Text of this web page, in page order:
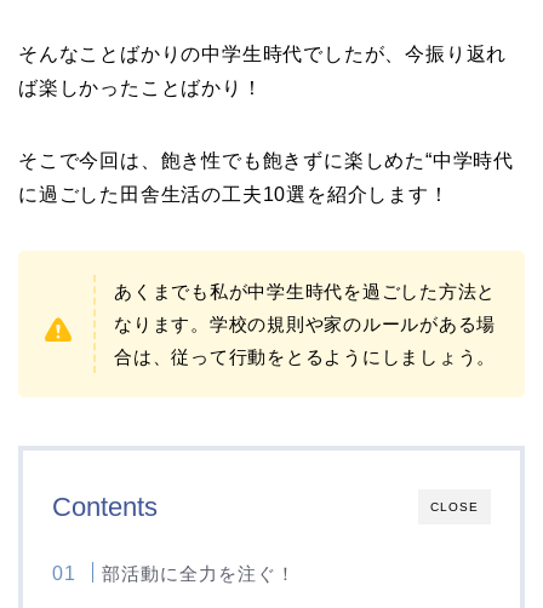
そんなことばかりの中学生時代でしたが、今振り返れ
ば楽しかったことばかり！
そこで今回は、飽き性でも飽きずに楽しめた“中学時代
に過ごした田舎生活の工夫10選を紹介します！
あくまでも私が中学生時代を過ごした方法と
なります。学校の規則や家のルールがある場
合は、従って行動をとるようにしましょう。
CLOSE
Contents
部活動に全力を注ぐ！